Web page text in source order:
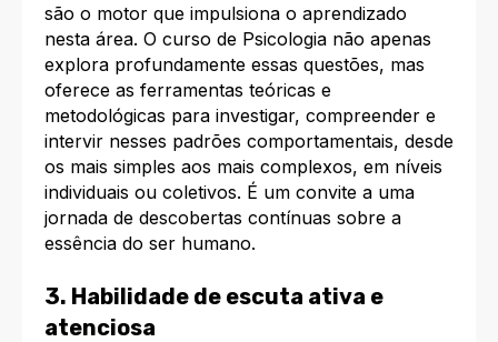
são o motor que impulsiona o aprendizado
nesta área. O curso de Psicologia não apenas
explora profundamente essas questões, mas
oferece as ferramentas teóricas e
metodológicas para investigar, compreender e
intervir nesses padrões comportamentais, desde
os mais simples aos mais complexos, em níveis
individuais ou coletivos. É um convite a uma
jornada de descobertas contínuas sobre a
essência do ser humano.
3. Habilidade de escuta ativa e
atenciosa